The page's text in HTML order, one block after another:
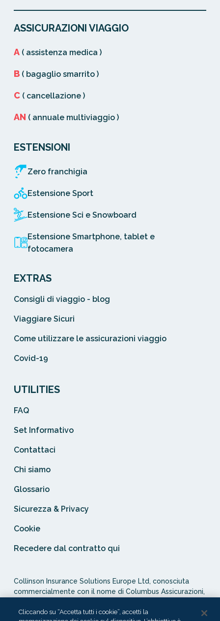
ASSICURAZIONI VIAGGIO
A ( assistenza medica )
B ( bagaglio smarrito )
C ( cancellazione )
AN ( annuale multiviaggio )
ESTENSIONI
Zero franchigia
Estensione Sport
Estensione Sci e Snowboard
Estensione Smartphone, tablet e
fotocamera
EXTRAS
Consigli di viaggio - blog
Viaggiare Sicuri
Come utilizzare le assicurazioni viaggio
Covid-19
UTILITIES
FAQ
Set Informativo
Contattaci
Chi siamo
Glossario
Sicurezza & Privacy
Cookie
Recedere dal contratto qui
Collinson Insurance Solutions Europe Ltd, conosciuta
commercialmente con il nome di Columbus Assicurazioni,
Authority in qualità di agente assicurativo (Distribution Act
Cliccando su “Accetta tutti i cookie”, accetti la